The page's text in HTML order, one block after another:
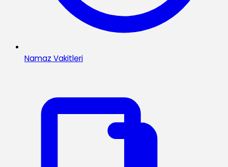
Namaz Vakitleri